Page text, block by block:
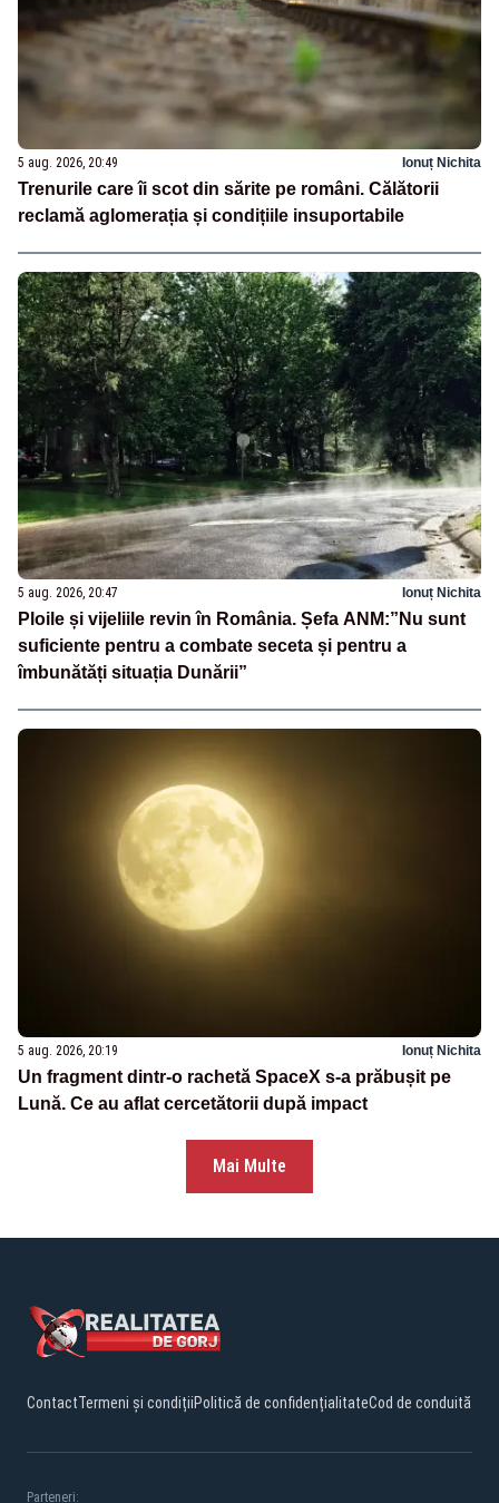
5 aug. 2026, 20:49 Ionuț Nichita
Trenurile care îi scot din sărite pe români. Călătorii
reclamă aglomerația și condițiile insuportabile
5 aug. 2026, 20:47 Ionuț Nichita
Ploile și vijeliile revin în România. Șefa ANM:”Nu sunt
suficiente pentru a combate seceta și pentru a
îmbunătăți situația Dunării”
5 aug. 2026, 20:19 Ionuț Nichita
Un fragment dintr-o rachetă SpaceX s-a prăbușit pe
Lună. Ce au aflat cercetătorii după impact
Mai Multe
ContactTermeni și condițiiPolitică de confidențialitateCod de conduită
Parteneri: